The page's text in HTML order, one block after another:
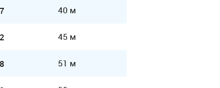
40 м
45 м
51 м